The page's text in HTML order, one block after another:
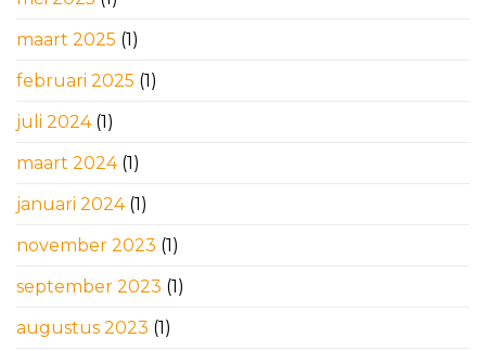
maart 2025 (1)
februari 2025 (1)
juli 2024(1)
maart 2024(1)
januari 2024(1)
november 2023 (1)
september 2023 (1)
augustus 2023 (1)